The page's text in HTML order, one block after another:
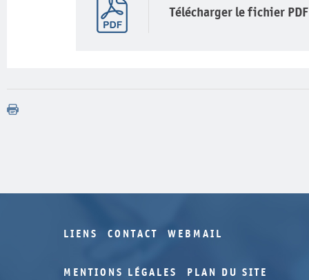
Télécharger le fichier PDF
LIENS CONTACT WEBMAIL
MENTIONS LÉGALES PLAN DU SITE